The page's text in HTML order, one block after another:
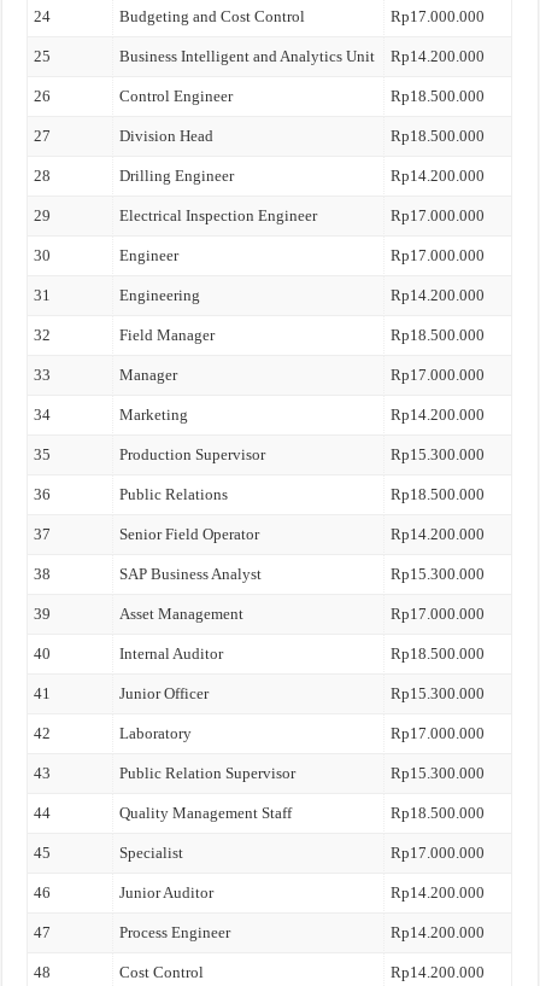
24 Budgeting and Cost Control Rp17.000.000
25 Business Intelligent and Analytics Unit Rp14.200.000
26 Control Engineer Rp18.500.000
27 Division Head Rp18.500.000
28 Drilling Engineer Rp14.200.000
29 Electrical Inspection Engineer Rp17.000.000
30 Engineer Rp17.000.000
31 Engineering Rp14.200.000
32 Field Manager Rp18.500.000
33 Manager Rp17.000.000
34 Marketing Rp14.200.000
35 Production Supervisor Rp15.300.000
36 Public Relations Rp18.500.000
37 Senior Field Operator Rp14.200.000
38 SAP Business Analyst Rp15.300.000
39 Asset Management Rp17.000.000
40 Internal Auditor Rp18.500.000
41 Junior Officer Rp15.300.000
42 Laboratory Rp17.000.000
43 Public Relation Supervisor Rp15.300.000
44 Quality Management Staff Rp18.500.000
45 Specialist Rp17.000.000
46 Junior Auditor Rp14.200.000
47 Process Engineer Rp14.200.000
48 Cost Control Rp14.200.000